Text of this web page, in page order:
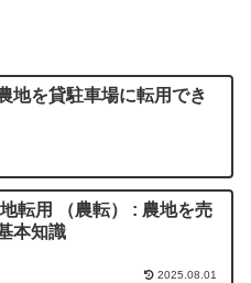
地を貸駐車場に転用でき
転用 （農転） : 農地を売
本知識
2025.08.01